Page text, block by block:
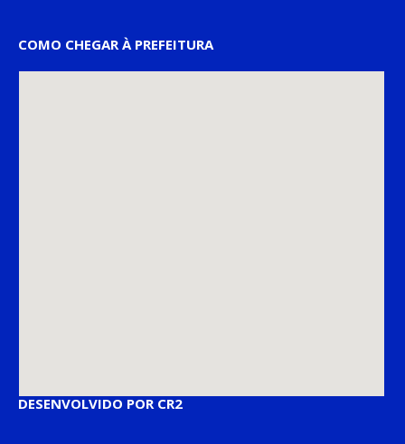
COMO CHEGAR À PREFEITURA
DESENVOLVIDO POR CR2